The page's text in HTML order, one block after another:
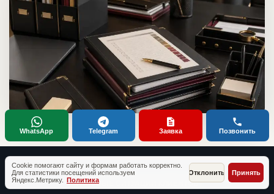
ТИПОВЫЕ СИТУАЦИИ КЛИЕНТОВ
Cookie помогают сайту и формам работать корректно.
Для статистики посещений используем
Яндекс.Метрику. Политика
Отклонить Принять
WhatsApp Telegram Заявка Позвонить